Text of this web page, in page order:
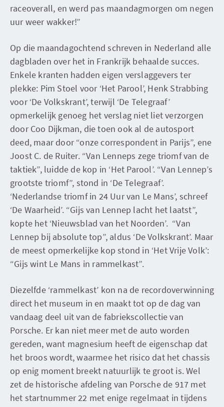
raceoverall, en werd pas maandagmorgen om negen
uur weer wakker!”
Op die maandagochtend schreven in Nederland alle
dagbladen over het in Frankrijk behaalde succes.
Enkele kranten hadden eigen verslaggevers ter
plekke: Pim Stoel voor ‘Het Parool’, Henk Strabbing
voor ‘De Volkskrant’, terwijl ‘De Telegraaf’
opmerkelijk genoeg het verslag niet liet verzorgen
door Coo Dijkman, die toen ook al de autosport
deed, maar door “onze correspondent in Parijs”, ene
Joost C. de Ruiter. “Van Lenneps zege triomf van de
taktiek”, luidde de kop in ‘Het Parool’. “Van Lennep’s
grootste triomf”, stond in ‘De Telegraaf’.
‘Nederlandse triomf in 24 Uur van Le Mans’, schreef
‘De Waarheid’. “Gijs van Lennep lacht het laatst”,
kopte het ‘Nieuwsblad van het Noorden’. “Van
Lennep bij absolute top”, aldus ‘De Volkskrant’. Maar
de meest opmerkelijke kop stond in ‘Het Vrije Volk’:
“Gijs wint Le Mans in rammelkast”.
Diezelfde ‘rammelkast’ kon na de recordoverwinning
direct het museum in en maakt tot op de dag van
vandaag deel uit van de fabriekscollectie van
Porsche. Er kan niet meer met de auto worden
gereden, want magnesium heeft de eigenschap dat
het broos wordt, waarmee het risico dat het chassis
op enig moment breekt natuurlijk te groot is. Wel
zet de historische afdeling van Porsche de 917 met
het startnummer 22 met enige regelmaat in tijdens